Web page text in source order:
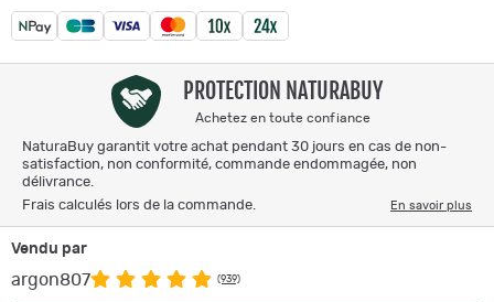
PROTECTION NATURABUY
Achetez en toute confiance
NaturaBuy garantit votre achat pendant 30 jours en cas de non-
satisfaction, non conformité, commande endommagée, non
délivrance.
Frais calculés lors de la commande.
En savoir plus
Vendu par
argon807 (939)